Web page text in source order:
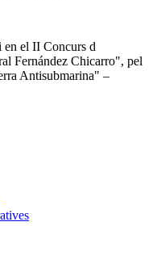
en el II Concurs d
Fernández Chicarro", pel
Antisubmarina" –